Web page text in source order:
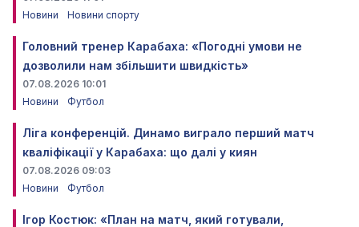
Новини
Новини спорту
Головний тренер Карабаха: «Погодні умови не
дозволили нам збільшити швидкість»
07.08.2026 10:01
Новини
Футбол
Ліга конференцій. Динамо виграло перший матч
кваліфікації у Карабаха: що далі у киян
07.08.2026 09:03
Новини
Футбол
Ігор Костюк: «План на матч, який готували,